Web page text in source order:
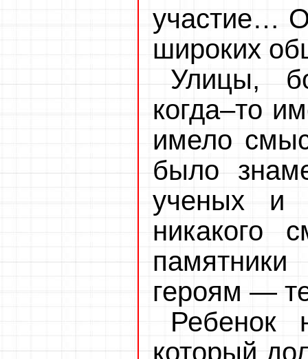
участие…
широких
Улицы,
когда–то
имело
было
ученых и
никакого
героям —
Ребенок
который